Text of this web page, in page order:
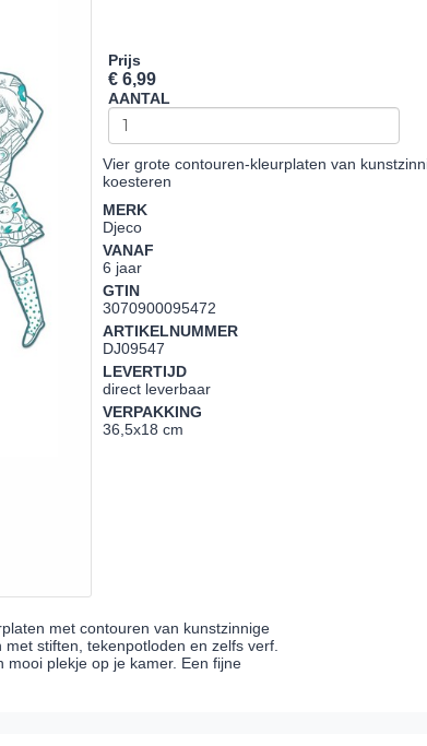
Prijs
€ 6,99
AANTAL
Vier grote contouren-kleurplaten van
koesteren
MERK
Djeco
VANAF
6 jaar
GTIN
3070900095472
ARTIKELNUMMER
DJ09547
LEVERTIJD
direct leverbaar
VERPAKKING
36,5x18 cm
met contouren van kunstzinnige
stiften, tekenpotloden en zelfs verf.
plekje op je kamer. Een fijne